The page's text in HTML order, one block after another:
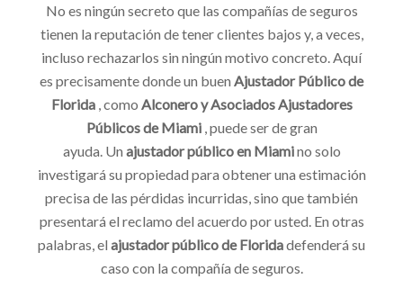
No es ningún secreto que las compañías de seguros
tienen la reputación de tener clientes bajos y, a veces,
incluso rechazarlos sin ningún motivo concreto. Aquí
es precisamente donde un buen Ajustador Público de
Florida,como Alconero y Asociados Ajustadores
Públicos de Miami,puede ser de gran
ayuda. Un ajustador público en Miamino solo
investigará su propiedad para obtener una estimación
precisa de las pérdidas incurridas, sino que también
presentará el reclamo del acuerdo por usted. En otras
palabras, el ajustador público de Floridadefenderá su
caso con la compañía de seguros.